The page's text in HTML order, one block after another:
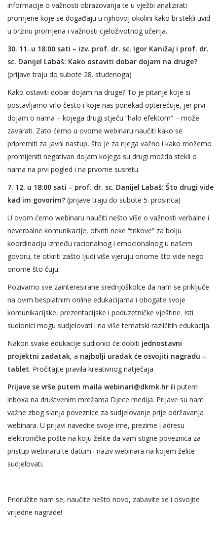
informacije o važnosti obrazovanja te u vježbi analizirati
promjene koje se događaju u njihovoj okolini kako bi stekli uvid
u brzinu promjena i važnosti cjeloživotnog učenja.
30. 11. u 18:00 sati – izv. prof. dr. sc. Igor Kanižaj i prof. dr.
sc. Danijel Labaš: Kako ostaviti dobar dojam na druge?
(prijave traju do subote 28. studenoga)
Kako ostaviti dobar dojam na druge? To je pitanje koje si
postavljamo vrlo često i koje nas ponekad opterećuje, jer prvi
dojam o nama – kojega drugi stječu “halo efektom” – može
zavarati. Zato ćemo u ovome webinaru naučiti kako se
pripremiti za javni nastup, što je za njega važno i kako možemo
promijeniti negativan dojam kojega su drugi možda stekli o
nama na prvi pogled i na prvome susretu.
7. 12. u 18:00 sati – prof. dr. sc. Danijel Labaš: Što drugi vide
kad im govorim? (prijave traju do subote 5. prosinca)
U ovom ćemo webinaru naučiti nešto više o važnosti verbalne i
neverbalne komunikacije, otkriti neke “trikove” za bolju
koordinaciju između racionalnog i emocionalnog u našem
govoru, te otkriti zašto ljudi više vjeruju onome što vide nego
onome što čuju.
Pozivamo sve zainteresirane srednjoškolce da nam se priključe
na ovim besplatnim online edukacijama i obogate svoje
komunikacijske, prezentacijske i poduzetničke vještine. Isti
sudionici mogu sudjelovati i na više tematski različitih edukacija.
Nakon svake edukacije sudionici će dobiti jednostavni
projektni zadatak, a najbolji uradak će osvojiti nagradu –
tablet. Pročitajte pravila kreativnog natječaja.
Prijave se vrše putem maila webinari@dkmk.hr ili putem
inboxa na društvenim mrežama Djece medija. Prijave su nam
važne zbog slanja poveznice za sudjelovanje prije održavanja
webinara. U prijavi navedite svoje ime, prezime i adresu
elektroničke pošte na koju želite da vam stigne poveznica za
pristup webinaru te datum i naziv webinara na kojem želite
sudjelovati.
Pridružite nam se, naučite nešto novo, zabavite se i osvojite
vrijedne nagrade!